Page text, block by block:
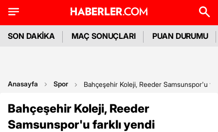
SON DAKİKA MAÇ SONUÇLARI PUAN DURUMU
Anasayfa Spor Bahçeşehir Koleji, Reeder Samsunspor'u
Bahçeşehir Koleji, Reeder
Samsunspor'u farklı yendi